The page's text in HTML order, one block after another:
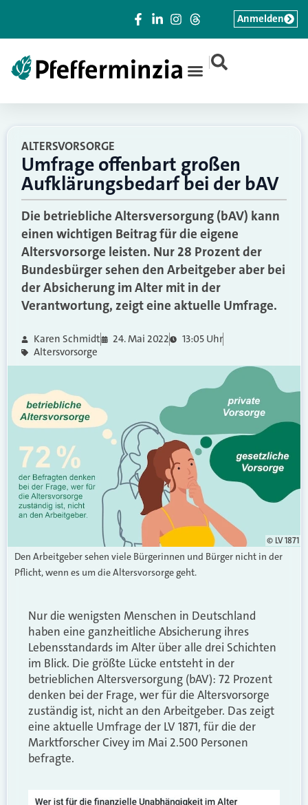
|
Anmelden
ALTERSVORSORGE
Umfrage offenbart großen
Aufklärungsbedarf bei der bAV
Die betriebliche Altersversorgung (bAV) kann
einen wichtigen Beitrag für die eigene
Altersvorsorge leisten. Nur 28 Prozent der
Bundesbürger sehen den Arbeitgeber aber bei
der Absicherung im Alter mit in der
Verantwortung, zeigt eine aktuelle Umfrage.
Karen Schmidt 24. Mai 2022
13:05 Uhr
Altersvorsorge
© LV 1871
Den Arbeitgeber sehen viele Bürgerinnen und Bürger nicht in der
Pflicht, wenn es um die Altersvorsorge geht.
Nur die wenigsten Menschen in Deutschland
haben eine ganzheitliche Absicherung ihres
Lebensstandards im Alter über alle drei Schichten
im Blick. Die größte Lücke entsteht in der
betrieblichen Altersversorgung (bAV): 72 Prozent
denken bei der Frage, wer für die Altersvorsorge
zuständig ist, nicht an den Arbeitgeber. Das zeigt
eine aktuelle Umfrage der LV 1871, für die der
Marktforscher Civey im Mai 2.500 Personen
befragte.